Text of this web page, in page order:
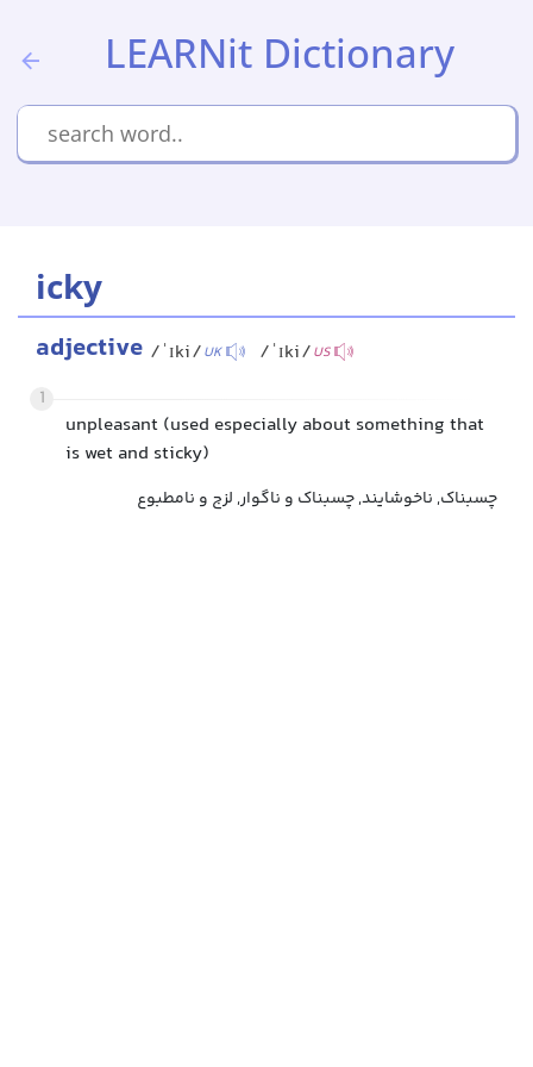
LEARNit Dictionary
icky
adjective /ˈɪki/UK /ˈɪki/US
1
unpleasant (used especially about something that
is wet and sticky)
چسبناک, ناخوشایند, چسبناک و ناگوار, لزج و نامطبوع